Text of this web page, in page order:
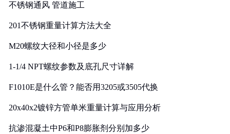
不锈钢通风 管道施工
201不锈钢重量计算方法大全
M20螺纹大径和小径是多少
1-1/4 NPT螺纹参数及底孔尺寸详解
F1010E是什么管？能否用3205或3505代换
20x40x2镀锌方管单米重量计算与应用分析
抗渗混凝土中P6和P8膨胀剂分别加多少